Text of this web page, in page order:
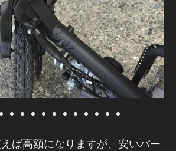
ば高額になりますが、安いパー